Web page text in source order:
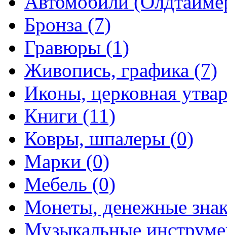
Бронза (7)
Гравюры (1)
Живопись, графика (7)
Иконы, церковная
Книги (11)
Ковры, шпалеры (0)
Марки (0)
Мебель (0)
Монеты, денежные
Музыкальные